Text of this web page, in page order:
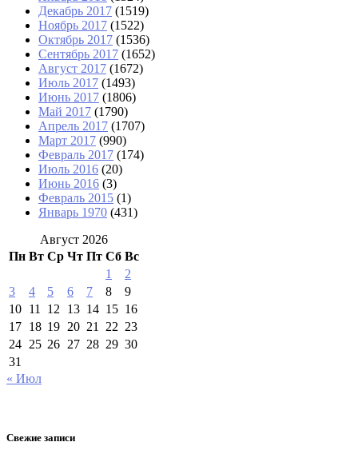
Декабрь 2017 (1519)
Ноябрь 2017 (1522)
Октябрь 2017 (1536)
Сентябрь 2017 (1652)
Август 2017 (1672)
Июль 2017 (1493)
Июнь 2017 (1806)
Май 2017 (1790)
Апрель 2017 (1707)
Март 2017 (990)
Февраль 2017 (174)
Июль 2016 (20)
Июнь 2016 (3)
Февраль 2015 (1)
Январь 1970 (431)
Август 2026
Пн Вт Ср Чт Пт Сб Вс
1
2
3
4 5 6 7 8
9
10 11 12 13 14 15 16
17 18 19 20 21 22 23
24 25 26 27 28 29 30
31
« Июл
Свежие записи